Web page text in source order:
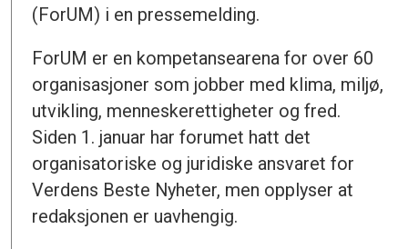
(ForUM) i en pressemelding.
ForUM er en kompetansearena for over 60
organisasjoner som jobber med klima, miljø,
utvikling, menneskerettigheter og fred.
Siden 1. januar har forumet hatt det
organisatoriske og juridiske ansvaret for
Verdens Beste Nyheter, men opplyser at
redaksjonen er uavhengig.